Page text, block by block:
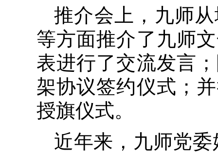
推介会上，九师
等方面推介了九师
表进行了交流发言
架协议签约仪式；
授旗仪式。
近年来，九师党